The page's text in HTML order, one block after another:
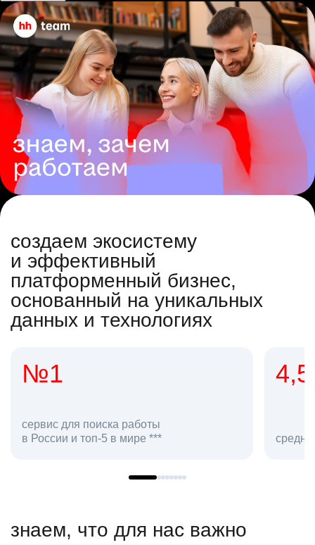
создаем экосистему
и эффективный
платформенный бизнес,
основанный на уникальных
данных и технологиях
4,5
средняя оценка hh.ru как работодателя **
в
знаем, что для нас важно